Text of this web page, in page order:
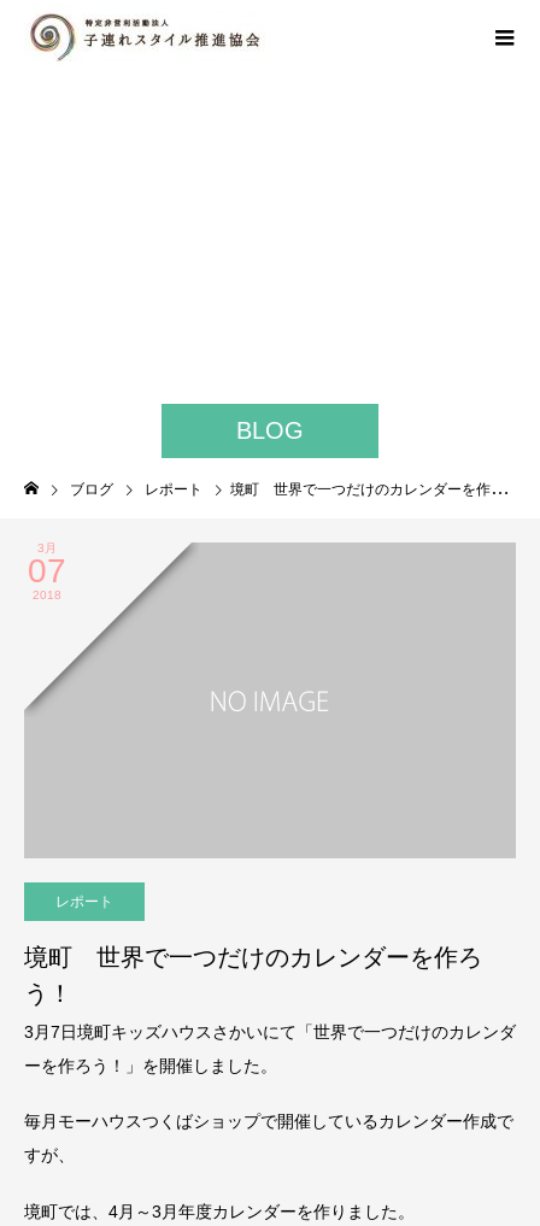
BLOG
ブログ レポート 境町 世界で一つだけのカレンダーを作ろう！
3月
07
2018
レポート
境町 世界で一つだけのカレンダーを作ろ
う！
3月7日境町キッズハウスさかいにて「世界で一つだけのカレンダ
ーを作ろう！」を開催しました。
毎月モーハウスつくばショップで開催しているカレンダー作成で
すが、
境町では、4月～3月年度カレンダーを作りました。